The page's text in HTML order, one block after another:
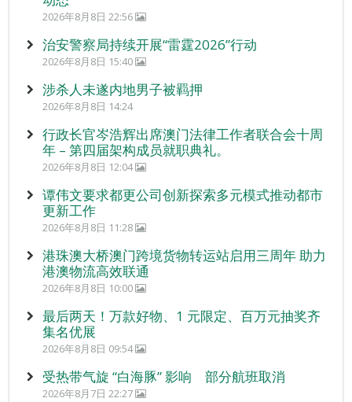
2026年8月8日 22:56
治安警察局持续开展“雷霆2026”行动
2026年8月8日 15:40
涉杀人未遂内地男子被羁押
2026年8月8日 14:24
行政长官岑浩辉出席澳门法律工作者联合会十周
年 – 第四届架构成员就职典礼。
2026年8月8日 12:04
谭伟文要求都更公司创新探索多元模式推动都市
更新工作
2026年8月8日 11:28
港珠澳大桥澳门跨境货物转运站启用三周年 助力
港澳物流高效联通
2026年8月8日 10:00
最后两天！万款好物、1 元限定、百万元抽奖齐
集名优展
2026年8月8日 09:54
受热带气旋 “白海豚” 影响 部分航班取消
2026年8月7日 22:27